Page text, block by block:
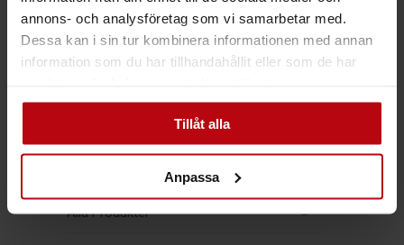
annons- och analysföretag som vi samarbetar med.
Dessa kan i sin tur kombinera informationen med annan
information som du har tillhandahållit eller som de har
Tillåt alla
Anpassa
, ,
BORÅSTAPTER TAPETLIM
NON-WOVEN
99kr
Alla Produkter